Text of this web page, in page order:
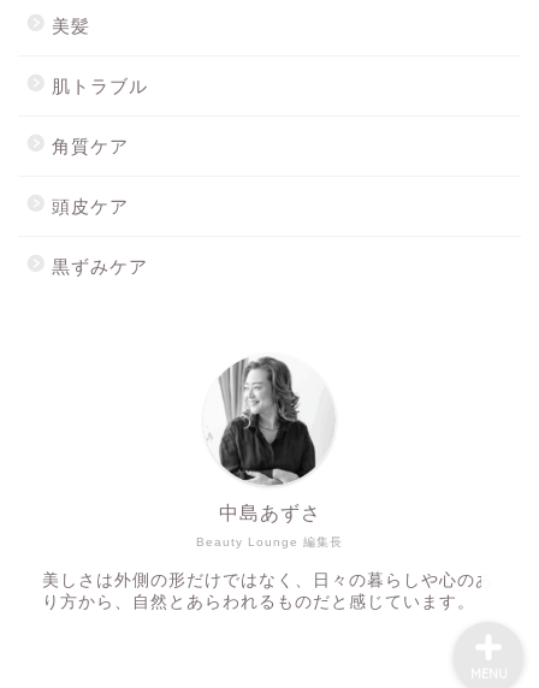
美髪
肌トラブル
角質ケア
頭皮ケア
黒ずみケア
Beauty Lounge 編集長
中島あずさ
美しさは外側の形だけではなく、日々の暮らしや心のあ
り方から、自然とあらわれるものだと感じています。
Mionを購入する
スキンウォーターを購入す